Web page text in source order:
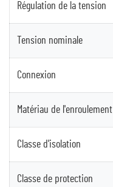
Régulation de la tension
Tension nominale
Connexion
Matériau de l'enroulement
Classe d'isolation
Classe de protection